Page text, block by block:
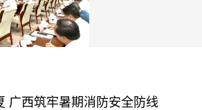
广西筑牢暑期消防安全防线